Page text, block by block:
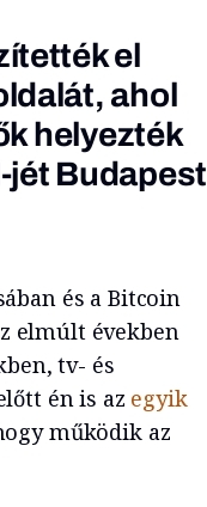
el
ahol
helyezték
jét Budapest
és a Bitcoin
elmúlt években
tv- és
én is az egyik
működik az